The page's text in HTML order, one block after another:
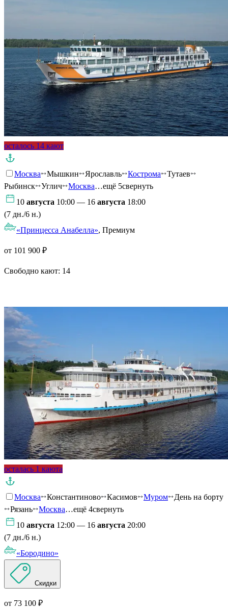
осталось 14 кают
Москва Мышкин Ярославль Кострома
Тутаев
Рыбинск
Углич Москва…ещё 5свернуть
10 августа 10:00 — 16 августа 18:00
(7 дн./6 н.)
«Принцесса Анабелла», Премиум
от 101 900 ₽
Свободно кают: 14
осталась 1 каюта
Москва Константиново Касимов Муром
День на борту
Рязань
Москва…ещё 4свернуть
10 августа 12:00 — 16 августа 20:00
(7 дн./6 н.)
«Бородино»
Скидки
от 73 100 ₽